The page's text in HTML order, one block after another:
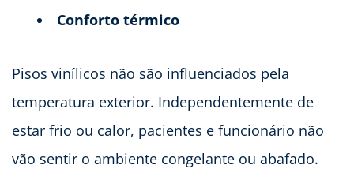
Conforto térmico
Pisos vinílicos não são influenciados pela
temperatura exterior. Independentemente de
estar frio ou calor, pacientes e funcionário não
vão sentir o ambiente congelante ou abafado.